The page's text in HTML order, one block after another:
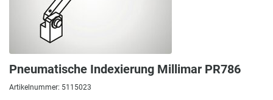
Pneumatische Indexierung Millimar PR786
Artikelnummer: 5115023